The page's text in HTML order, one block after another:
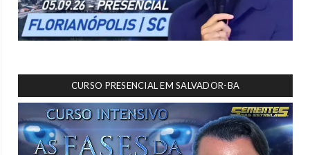
CURSO PRESENCIAL EM SALVADOR-BA